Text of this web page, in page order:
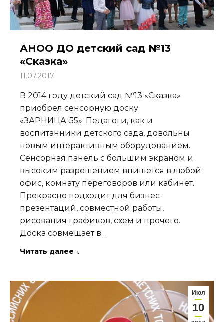
АНОО ДО детский сад №13
«Сказка»
11.07.2017
В 2014 году детский сад №13 «Сказка»
приобрел сенсорную доску
«ЗАРНИЦА-55». Педагоги, как и
воспитанники детского сада, довольны
новым интерактивным оборудованием.
Сенсорная панель с большим экраном и
высоким разрешением впишется в любой
офис, комнату переговоров или кабинет.
Прекрасно подходит для бизнес-
презентаций, совместной работы,
рисования графиков, схем и прочего.
Доска совмещает в…
Читать далее
Июл
10